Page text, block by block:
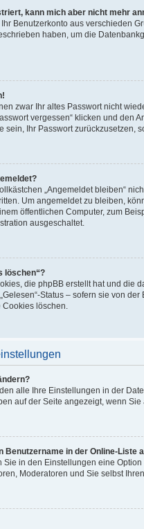
kann mich aber nicht mehr
Benutzerkonto aus verschieden
haben, um die
zwar Ihr altes Passwort nicht
vergessen“ klicken und
sein, Ihr Passwort zurückzusetzen,
„Angemeldet bleiben“
Um angemeldet zu bleiben,
öffentlichen Computer, zum
ausgeschaltet.
löschen“?
die phpBB erstellt hat und
Status – sofern sie von
Cookies löschen.
alle Ihre Einstellungen in der
auf der Seite angezeigt, wenn
Benutzername in der Online-Liste
Sie in den Einstellungen eine
Moderatoren und Sie selbst